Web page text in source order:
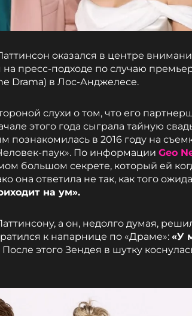
оказался в центре
на пресс-подходе по случаю
Drama) в Лос-Анджелесе.
слухи о том, что его
этого года сыграла тайную
познакомилась в 2016 году на
паук». По информации Geo
большом секрете, который ей
она ответила не так, как того
на ум».
а он, недолго думая,
к напарнице по «Драме»: «У
После этого Зендея в шутку